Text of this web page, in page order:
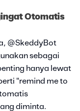
Otomatis
@SkeddyBot
sebagai
hanya lewat
"remind me to
diminta.